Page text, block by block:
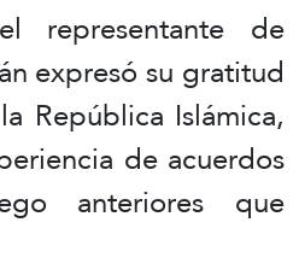
representante de
expresó su gratitud
República Islámica,
de acuerdos
anteriores que